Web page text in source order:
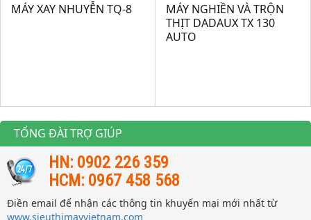
MÁY XAY NHUYỄN TQ-8
MÁY NGHIỀN VÀ TRỘN
THỊT DADAUX TX 130
AUTO
TỔNG ĐÀI TRỢ GIÚP
HN: 0902 226 359
HCM: 0967 458 568
Điền email để nhận các thông tin khuyến mại mới nhất từ
www.sieuthimayvietnam.com